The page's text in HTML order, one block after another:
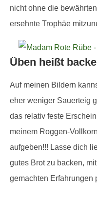
nicht ohne die
ersehnte Trophäe
Üben heißt
Auf meinen Bildern
eher weniger Sauerteig
das relativ feste
meinem Roggen-
aufgeben!!! Lasse dich
gutes Brot zu backen,
gemachten Erfahrungen